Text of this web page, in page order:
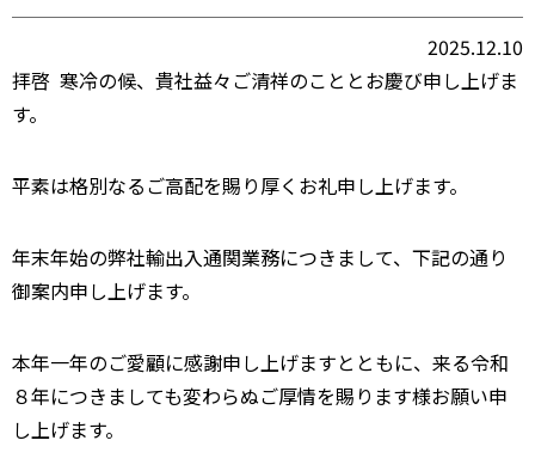
2025.12.10
拝啓 寒冷の候、貴社益々ご清祥のこととお慶び申し上げま
す。
平素は格別なるご高配を賜り厚くお礼申し上げます。
年末年始の弊社輸出入通関業務につきまして、下記の通り
御案内申し上げます。
本年一年のご愛顧に感謝申し上げますとともに、来る令和
８年につきましても変わらぬご厚情を賜ります様お願い申
し上げます。